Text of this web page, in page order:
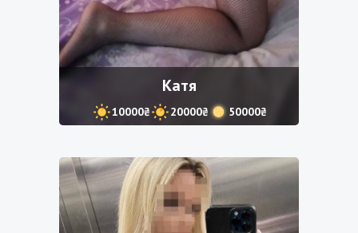
Катя
10000₴ 20000₴ 50000₴